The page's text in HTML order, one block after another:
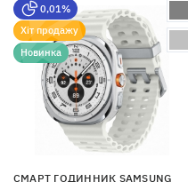
0,01%
Хіт продажу
Новинка
СМАРТ ГОДИННИК SAMSUNG